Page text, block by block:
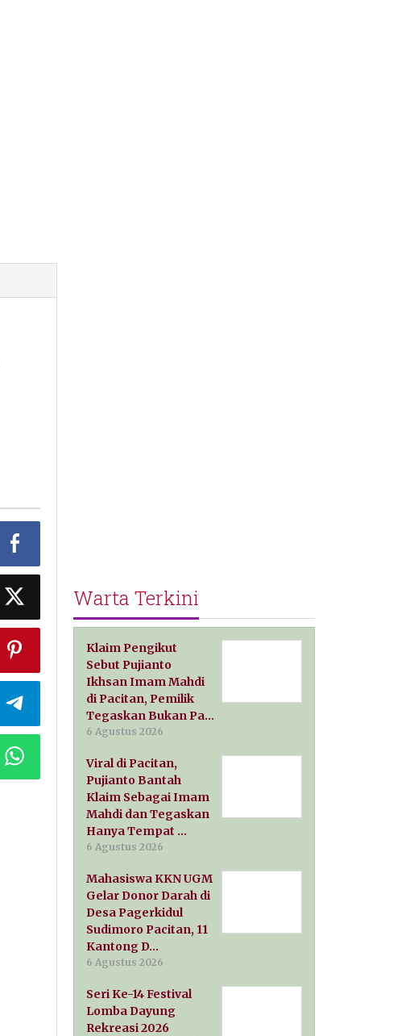
Warta Terkini
Klaim Pengikut
Sebut Pujianto
Ikhsan Imam Mahdi
di Pacitan, Pemilik
Tegaskan Bukan Pa…
6 Agustus 2026
Viral di Pacitan,
Pujianto Bantah
Klaim Sebagai Imam
Mahdi dan Tegaskan
Hanya Tempat …
6 Agustus 2026
Mahasiswa KKN UGM
Gelar Donor Darah di
Desa Pagerkidul
Sudimoro Pacitan, 11
Kantong D…
6 Agustus 2026
Seri Ke-14 Festival
Lomba Dayung
Rekreasi 2026